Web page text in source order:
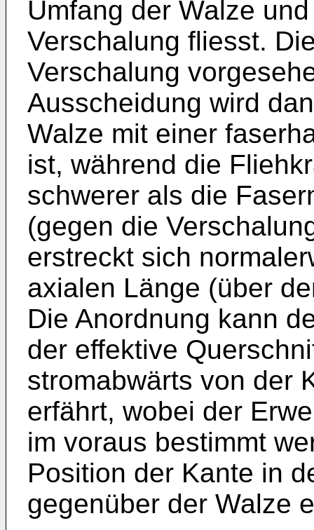
Umfang der Walze
Verschalung fliesst.
Verschalung
Ausscheidung wird
Walze mit einer
ist, während die
schwerer als die
(gegen die
erstreckt sich
axialen Länge (über
Die Anordnung kann
der effektive
stromabwärts von der
erfährt, wobei der
im voraus bestimmt
Position der Kante in
gegenüber der Walze